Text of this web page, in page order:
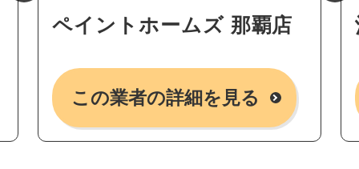
ペイントホームズ 那覇店
この業者の詳細を見る